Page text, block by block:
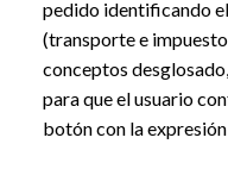
pedido identificando
(transporte e
conceptos
para que el usuario
botón con la expresión